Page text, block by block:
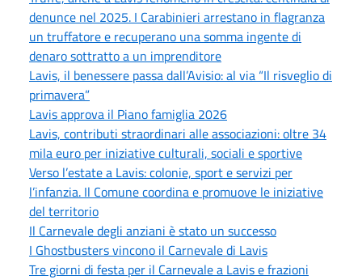
denunce nel 2025. I Carabinieri arrestano in flagranza
un truffatore e recuperano una somma ingente di
denaro sottratto a un imprenditore
Lavis, il benessere passa dall’Avisio: al via “Il risveglio di
primavera”
Lavis approva il Piano famiglia 2026
Lavis, contributi straordinari alle associazioni: oltre 34
mila euro per iniziative culturali, sociali e sportive
Verso l’estate a Lavis: colonie, sport e servizi per
l’infanzia. Il Comune coordina e promuove le iniziative
del territorio
Il Carnevale degli anziani è stato un successo
I Ghostbusters vincono il Carnevale di Lavis
Tre giorni di festa per il Carnevale a Lavis e frazioni